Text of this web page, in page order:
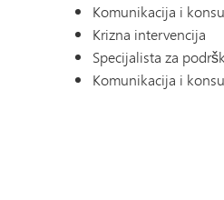
Komunikacija i
Krizna intervencija
Specijalista za
Komunikacija i